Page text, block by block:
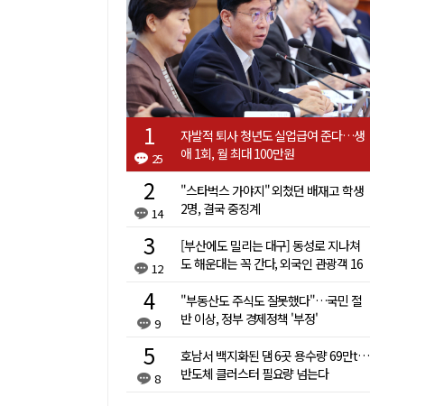
25
자발적 퇴사 청년도 실업급여 준다…생
애 1회, 월 최대 100만원
14
"스타벅스 가야지" 외쳤던 배재고 학생
2명, 결국 중징계
12
[부산에도 밀리는 대구] 동성로 지나쳐
도 해운대는 꼭 간다, 외국인 관광객 16
9
"부동산도 주식도 잘못했다"…국민 절
반 이상, 정부 경제정책 '부정'
8
호남서 백지화된 댐 6곳 용수량 69만t…
반도체 클러스터 필요량 넘는다